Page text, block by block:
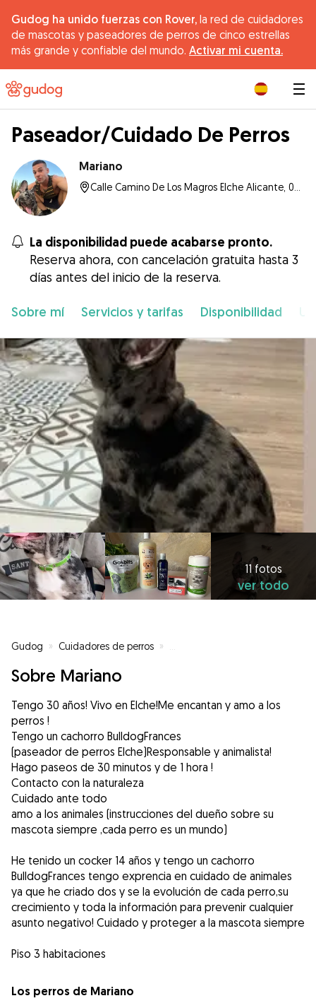
Gudog ha unido fuerzas con Rover, la red de cuidadores
de mascotas y paseadores de perros de cinco estrellas
más grande y confiable del mundo. Activar mi cuenta.
Paseador/Cuidado De Perros
Mariano
La disponibilidad puede acabarse pronto.
Reserva ahora, con cancelación gratuita hasta 3
días antes del inicio de la reserva.
Sobre mí Servicios y tarifas Disponibilidad
11 fotos
ver todo
Gudog » Cuidadores de perros »
Sobre Mariano
Tengo 30 años! Vivo en Elche!Me encantan y amo a los
perros !
Tengo un cachorro BulldogFrances
(paseador de perros Elche)Responsable y animalista!
Hago paseos de 30 minutos y de 1 hora !
Contacto con la naturaleza
Cuidado ante todo
amo a los animales (instrucciones del dueño sobre su
mascota siempre ,cada perro es un mundo)
He tenido un cocker 14 años y tengo un cachorro
BulldogFrances tengo exprencia en cuidado de animales
ya que he criado dos y se la evolución de cada perro,su
crecimiento y toda la información para prevenir cualquier
asunto negativo! Cuidado y proteger a la mascota siempre
Piso 3 habitaciones
Los perros de Mariano